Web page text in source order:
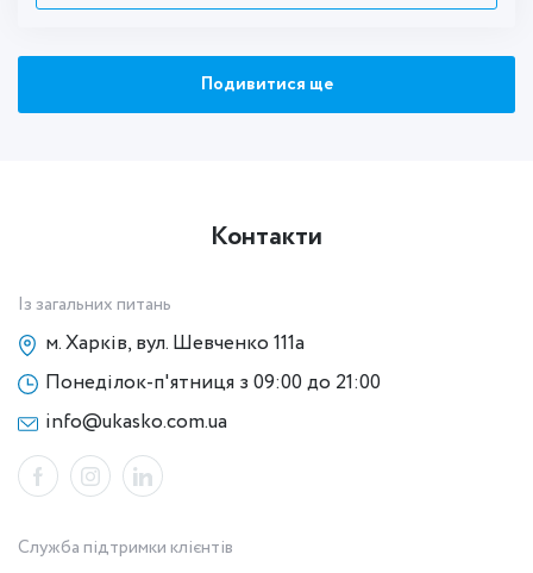
Подивитися ще
Контакти
Із загальних питань
м. Харків, вул. Шевченко 111а
Понеділок-п'ятниця з 09:00 до 21:00
info@ukasko.com.ua
Служба підтримки клієнтів